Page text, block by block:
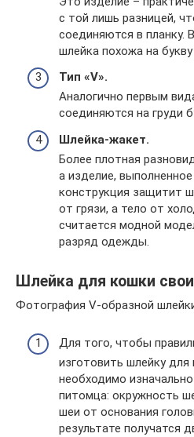
с той лишь разницей,
соединяются в планку.
шлейка похожа на букву
Тип «V».
Аналогично первым
соединяются на груди
Шлейка-жакет.
Более плотная
а изделие,
конструкция защитит
от грязи, а тело от
считается модной
разряд одежды.
Шлейка для кошки
Фотография V-образной
Для того, чтобы
изготовить шлейку
необходимо
питомца: окружность
шеи от основания
результате получатся